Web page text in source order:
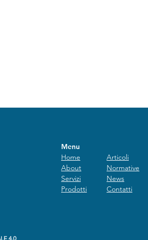
Menu
Home
About
Servizi
Prodotti
Articoli
Normative
News
Contatti
4.0